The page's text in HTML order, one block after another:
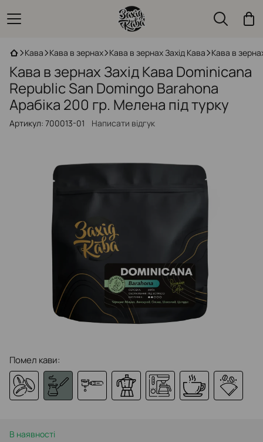
Кава Кава в зернах Кава в зернах Захід Кава Кава в
Кава в зернах Захід Кава Dominicana
Republic San Domingo Barahona
Арабіка 200 гр. Мелена під турку
Артикул: 700013-01 Написати відгук
Помел кави:
В наявності